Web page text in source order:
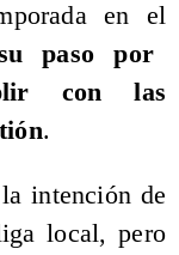
en el
paso por
con las
.
intención de
local, pero